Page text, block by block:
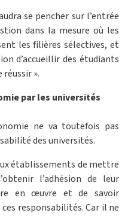
se pencher sur l’entrée
dans la mesure où les
les filières sélectives, et
d’accueillir des étudiants
réussir ».
par les universités
ne va toutefois pas
des universités.
établissements de mettre
l’adhésion de leur
en œuvre et de savoir
responsabilités. Car il ne